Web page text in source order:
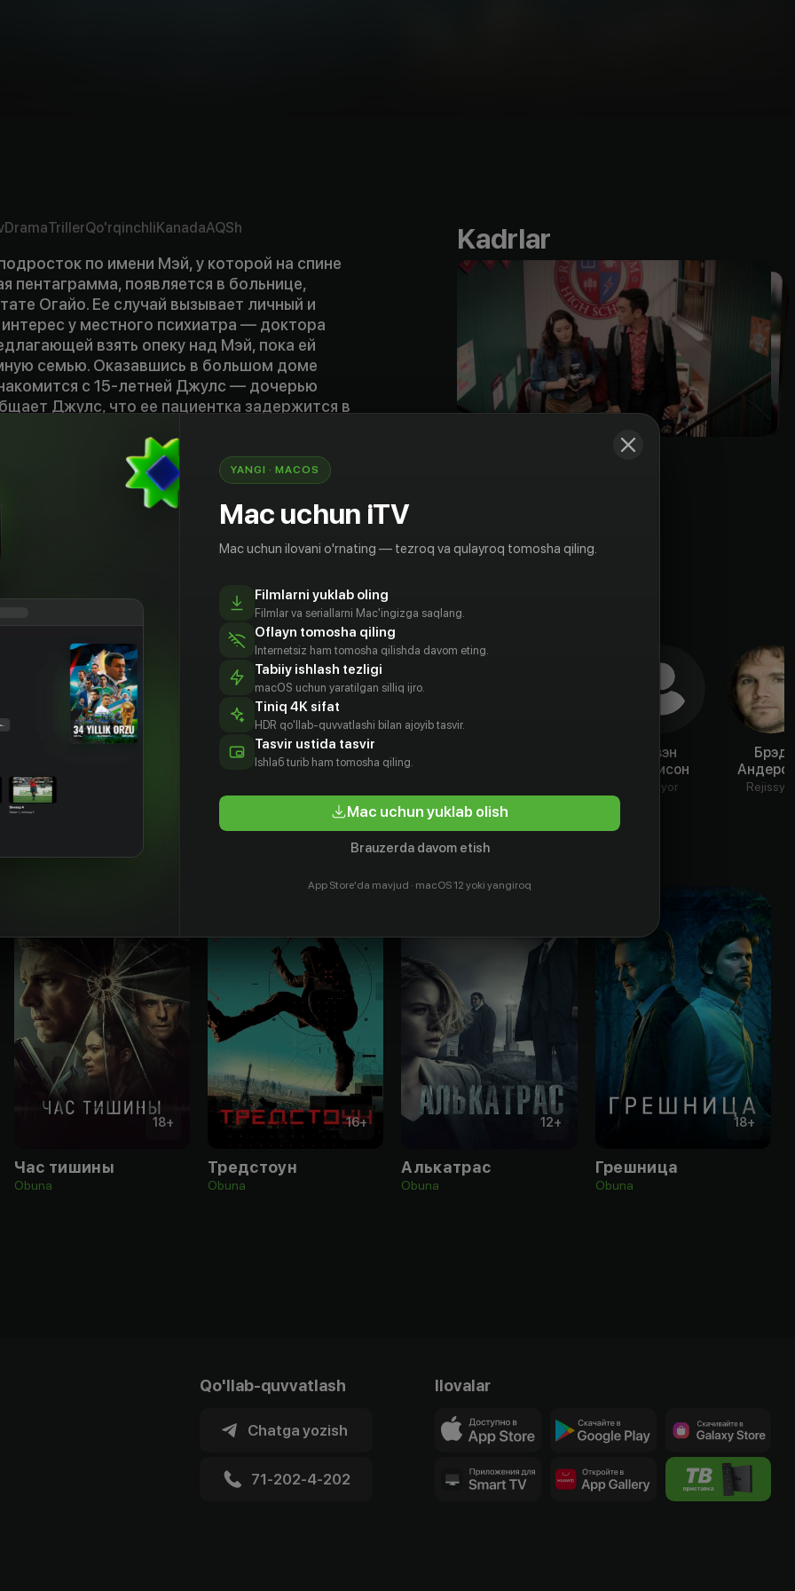
DramaTrillerQo'rqinchliKanadaAQSh
по имени Мэй, у которой на спине
пентаграмма, появляется в больнице,
Огайо. Ее случай вызывает личный и
у местного психиатра — доктора
взять опеку над Мэй, пока ей
семью. Оказавшись в большом доме
с 15-летней Джулс — дочерью
Джулс, что ее пациентка задержится в
обернуться катастрофой: Мэй
вещами Джулс, спит в ее кровати,
в школе и совершенно не собирается
Kadrlar
Джерардо
Зария
Дотсон
Ивэн
Эллисон
Aktyor
Брэд
Rejissyor
18+
Час тишины
Obuna
16+
Тредстоун
Obuna
12+
Алькатрас
Obuna
18+
Грешница
Obuna
Qo'llab-quvvatlash
Chatga yozish
71-202-4-202
Ilovalar
YANGI · MACOS
Mac uchun iTV
Mac uchun ilovani o'rnating — tezroq va qulayroq tomosha qiling.
Filmlarni yuklab oling
Filmlar va seriallarni Mac'ingizga saqlang.
Oflayn tomosha qiling
Internetsiz ham tomosha qilishda davom eting.
Tabiiy ishlash tezligi
macOS uchun yaratilgan silliq ijro.
Tiniq 4K sifat
HDR qo'llab-quvvatlashi bilan ajoyib tasvir.
Tasvir ustida tasvir
Ishlаб turib ham tomosha qiling.
Mac uchun yuklab olish
Brauzerda davom etish
App Store'da mavjud · macOS 12 yoki yangiroq